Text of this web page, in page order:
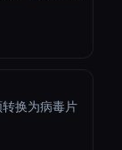
换为病毒片